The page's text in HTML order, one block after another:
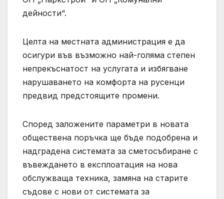
дейности“.
Целта на местната администрация е да
осигури във възможно най-голяма степен
непрекъснатост на услугата и избягване
нарушаването на комфорта на русенци
предвид предстоящите промени.
Според заложените параметри в новата
обществена поръчка ще бъде подобрена и
надградена системата за сметосъбиране с
въвеждането в експлоатация на нова
обслужваща техника, замяна на старите
съдове с нови от системата за